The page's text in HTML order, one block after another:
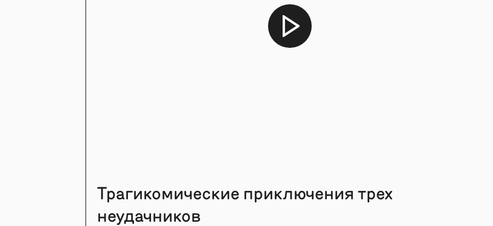
Трагикомические приключения трех
неудачников